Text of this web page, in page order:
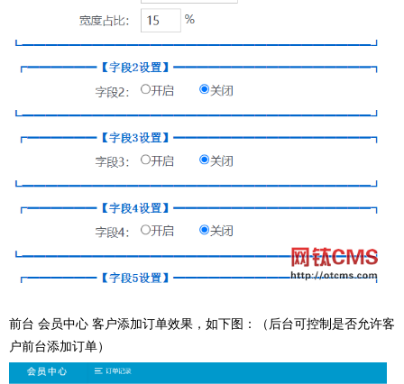
前台 会员中心 客户添加订单效果，如下图：（后台可控制是否允许客
户前台添加订单）